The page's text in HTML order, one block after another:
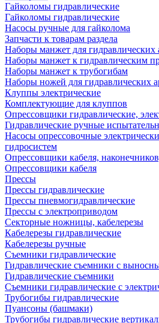
Гайколомы гидравлические
Гайколомы гидравлические
Насосы ручные для гайколома
Запчасти к товарам раздела
Наборы манжет для гидравлических
Наборы манжет к гидравлическим
Наборы манжет к трубогибам
Наборы ножей для гидравлических
Клуппы электрические
Комплектующие для клуппов
Опрессовщики гидравлические,
Гидравлические ручные
Насосы опрессовочные
гидросистем
Опрессовщики кабеля,
Опрессовщики кабеля
Прессы
Прессы гидравлические
Прессы пневмогидравлические
Прессы с электроприводом
Секторные ножницы, кабелерезы
Кабелерезы гидравлические
Кабелерезы ручные
Съемники гидравлические
Гидравлические cъемники с
Гидравлические съемники
Съемники гидравлические с
Трубогибы гидравлические
Пуансоны (башмаки)
Трубогибы гидравлические